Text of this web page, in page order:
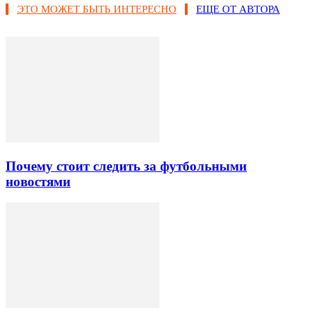
ЭТО МОЖЕТ БЫТЬ ИНТЕРЕСНО ЕЩЕ ОТ АВТОРА
Почему стоит следить за футбольными
новостями